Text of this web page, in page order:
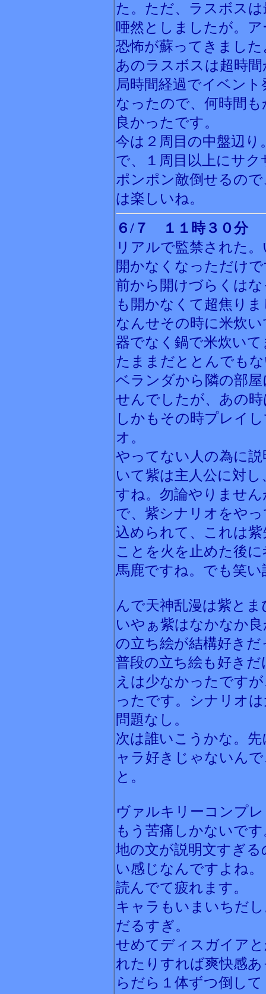
た。ただ、ラスボス
唖然としましたが。
恐怖が蘇ってきました
あのラスボスは超時
局時間経過でイベン
なったので、何時間
良かったです。
今は２周目の中盤辺
で、１周目以上にサ
ポンポン敵倒せるの
は楽しいね。
６/７ １１時３０分
リアルで監禁された
開かなくなっただけ
前から開けづらくは
も開かなくて超焦り
なんせその時に米炊
器でなく鍋で米炊い
たままだととんでも
ベランダから隣の部
せんでしたが、あの
しかもその時プレイ
オ。
やってない人の為に
いて紫は主人公に対
すね。勿論やりません
で、紫シナリオをや
込められて、これは
ことを火を止めた後
馬鹿ですね。でも笑
んで天神乱漫は紫と
いやぁ紫はなかなか
の立ち絵が結構好きだ
普段の立ち絵も好き
えは少なかったです
ったです。シナリオ
問題なし。
次は誰いこうかな。
ャラ好きじゃないん
と。
ヴァルキリーコンプ
もう苦痛しかないで
地の文が説明文すぎ
い感じなんですよね。
読んでて疲れます。
キャラもいまいちだ
だるすぎ。
せめてディスガイア
れたりすれば爽快感
らだら１体ずつ倒し